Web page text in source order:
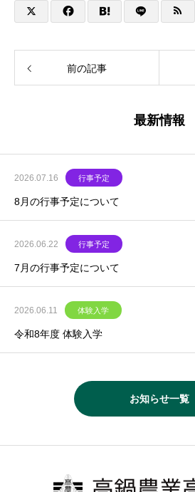
前の記事
最新情報
2026.07.16 行事予定
8月の行事予定について
2026.06.22 行事予定
7月の行事予定について
2026.06.11 体験入学
令和8年度 体験入学
お知らせ一覧